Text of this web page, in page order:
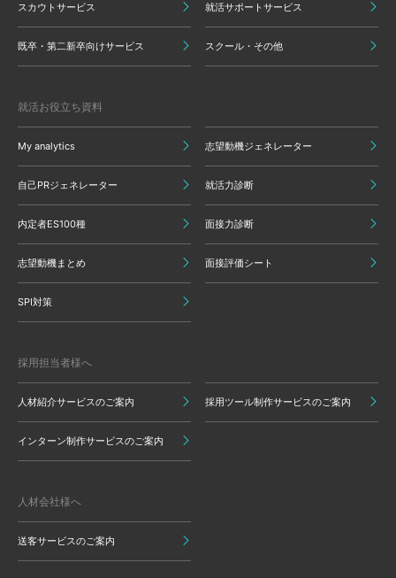
スカウトサービス 就活サポートサービス
既卒・第二新卒向けサービス スクール・その他
就活お役立ち資料
My analytics 志望動機ジェネレーター
自己PRジェネレーター 就活力診断
内定者ES100種 面接力診断
志望動機まとめ 面接評価シート
SPI対策
採用担当者様へ
人材紹介サービスのご案内 採用ツール制作サービスのご案内
インターン制作サービスのご案内
人材会社様へ
送客サービスのご案内